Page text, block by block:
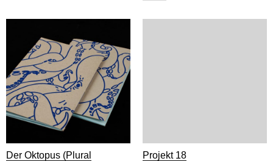
Der Oktopus (Plural
Projekt 18